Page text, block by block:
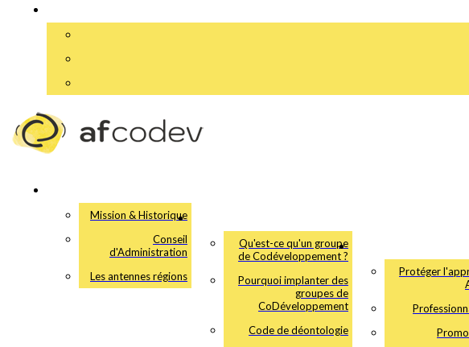
Mission & Historique
Conseil
d'Administration
Les antennes régions
Qu'est-ce qu'un groupe
de Codéveloppement ?
Pourquoi implanter des
groupes de
CoDéveloppement
Code de déontologie
Protéger